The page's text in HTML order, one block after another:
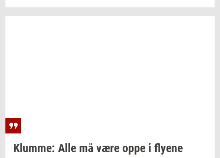
Klum­me: Alle må være oppe i fly­e­ne